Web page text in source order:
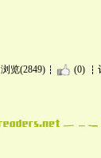
浏览(2849) (0)